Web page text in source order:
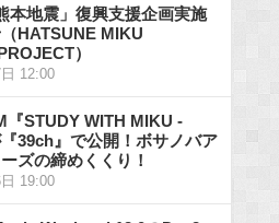
本地震」復興支援企画実施
HATSUNE MIKU
）
12:00
『STUDY WITH MIKU -
39ch』で公開！ボサノバア
ズの締めくくり！
19:00